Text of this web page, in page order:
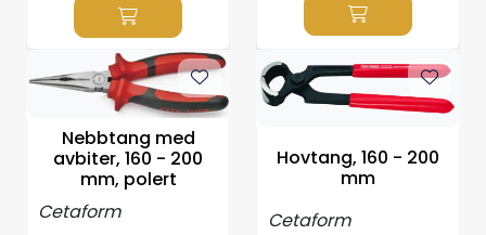
Nebbtang med
avbiter, 160 - 200
mm, polert
Cetaform
Hovtang, 160 - 200
mm
Cetaform